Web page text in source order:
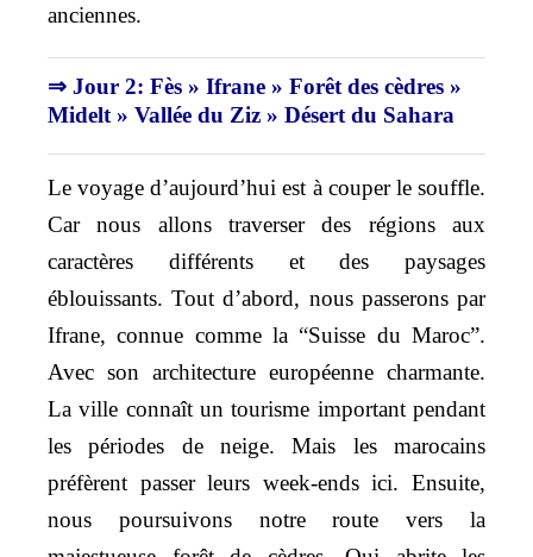
anciennes.
⇒ Jour 2: Fès » Ifrane » Forêt des cèdres »
Midelt » Vallée du Ziz » Désert du Sahara
Le voyage d’aujourd’hui est à couper le souffle.
Car nous allons traverser des régions aux
caractères différents et des paysages
éblouissants. Tout d’abord, nous passerons par
Ifrane, connue comme la “Suisse du Maroc”.
Avec son architecture européenne charmante.
La ville connaît un tourisme important pendant
les périodes de neige. Mais les marocains
préfèrent passer leurs week-ends ici. Ensuite,
nous poursuivons notre route vers la